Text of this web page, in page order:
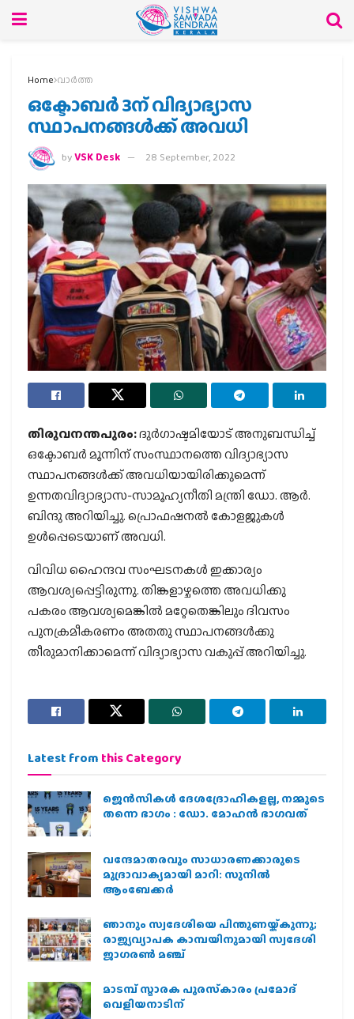
Home വാര്‍ത്ത
ഒക്ടോബര്‍ 3ന് വിദ്യാഭ്യാസ
സ്ഥാപനങ്ങള്‍ക്ക് അവധി
byVSK Desk 28 September, 2022
തിരുവനന്തപുരം:ദുര്‍ഗാഷ്ടമിയോട് അനുബന്ധിച്ച്
ഒക്ടോബര്‍ മൂന്നിന് സംസ്ഥാനത്തെ വിദ്യാഭ്യാസ
സ്ഥാപനങ്ങള്‍ക്ക് അവധിയായിരിക്കുമെന്ന്
ഉന്നതവിദ്യാഭ്യാസ-സാമൂഹ്യനീതി മന്ത്രി ഡോ. ആര്‍.
ബിന്ദു അറിയിച്ചു. പ്രൊഫഷനല്‍ കോളജുകള്‍
ഉള്‍പ്പെടെയാണ് അവധി.
വിവിധ ഹൈന്ദവ സംഘടനകള്‍ ഇക്കാര്യം
ആവശ്യപ്പെട്ടിരുന്നു. തിങ്കളാഴ്ചത്തെ അവധിക്കു
പകരം ആവശ്യമെങ്കില്‍ മറ്റേതെങ്കിലും ദിവസം
പുനക്രമീകരണം അതതു സ്ഥാപനങ്ങള്‍ക്കു
തീരുമാനിക്കാമെന്ന് വിദ്യാഭ്യാസ വകുപ്പ് അറിയിച്ചു.
Latest from this Category
ജെന്‍സികള്‍ ദേശദ്രോഹികളല്ല, നമ്മുടെ
തന്നെ ഭാഗം : ഡോ. മോഹന്‍ ഭാഗവത്
വന്ദേമാതരവും സാധാരണക്കാരുടെ
മുദ്രാവാക്യമായി മാറി: സുനിൽ
ആംബേക്കർ
ഞാനും സ്വദേശിയെ പിന്തുണയ്ക്കുന്നു;
രാജ്യവ്യാപക കാമ്പയിനുമായി സ്വദേശി
ജാഗരണ്‍ മഞ്ച്
മാടമ്പ് സ്മാരക പുരസ്‌കാരം പ്രമോദ്
വെളിയനാടിന്